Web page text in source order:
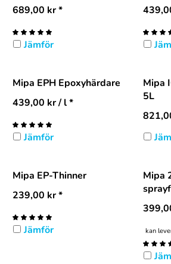
689,00 kr*
Jämför
Mipa EPH Epoxyhärdare
439,00 kr/ l *
Jämför
Mipa
5L
Mipa EP-Thinner
239,00 kr*
Jämför
Mipa
kan